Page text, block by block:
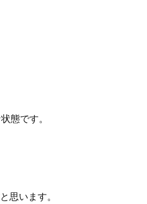
態です。
思います。